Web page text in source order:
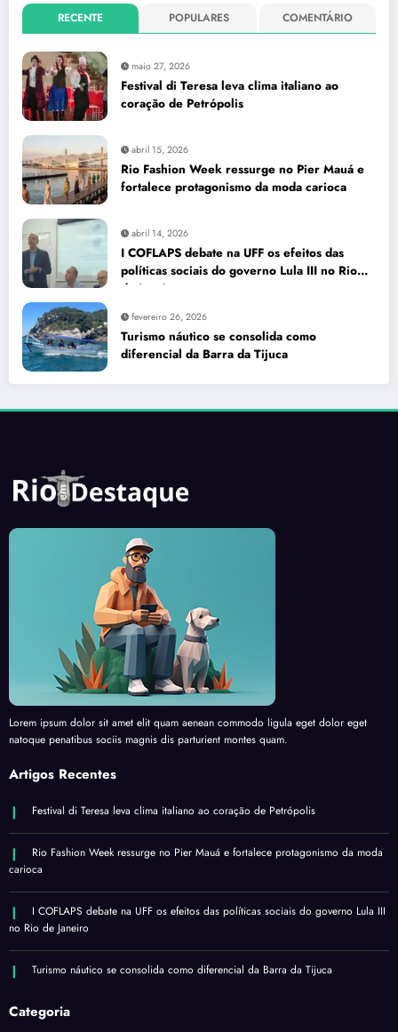
RECENTE POPULARES COMENTÁRIO
maio 27, 2026
Festival di Teresa leva clima italiano ao
coração de Petrópolis
abril 15, 2026
Rio Fashion Week ressurge no Pier Mauá e
fortalece protagonismo da moda carioca
abril 14, 2026
I COFLAPS debate na UFF os efeitos das
políticas sociais do governo Lula III no Rio
de Janeiro
fevereiro 26, 2026
Turismo náutico se consolida como
diferencial da Barra da Tijuca
Lorem ipsum dolor sit amet elit quam aenean commodo ligula eget dolor eget
natoque penatibus sociis magnis dis parturient montes quam.
Artigos Recentes
Festival di Teresa leva clima italiano ao coração de Petrópolis
Rio Fashion Week ressurge no Pier Mauá e fortalece protagonismo da moda
carioca
I COFLAPS debate na UFF os efeitos das políticas sociais do governo Lula III
no Rio de Janeiro
Turismo náutico se consolida como diferencial da Barra da Tijuca
Categoria